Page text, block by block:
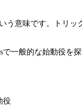
意味です。トリ
一般的な始動役を
役